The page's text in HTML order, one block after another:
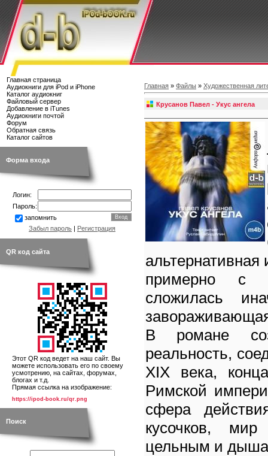
Главная страница
Аудиокниги для iPod и iPhone
Каталог аудиокниг
Файловый сервер
Добавление в iTunes
Аудиокниги почтой
Форум
Обратная связь
Каталог сайтов
Форма входа
Логин:
Пароль:
запомнить
Забыл пароль | Регистрация
QR код сайта
Этот QR код ведет на наш сайт. Вы
можете использовать его по своему
усмотрению, на сайтах, форумах,
блогах и т.д.
Прямая ссылка на изображение:
https://ipod-book.ru/qr.png
Поиск
Главная » Файлы » Художественная
Крусанов Павел - Укус ангела
альтернативная
примерно с
сложилась
В романе
реальность,
XIX века,
Римской
сфера
кусочков, мир
цельным и